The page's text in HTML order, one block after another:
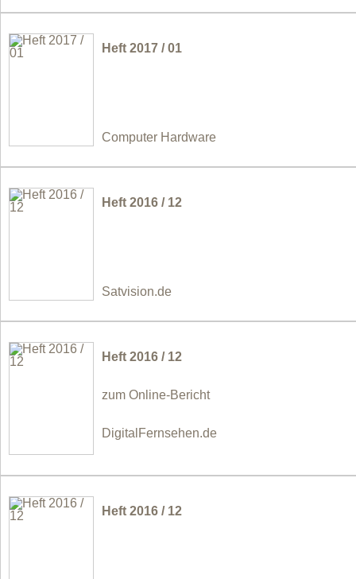
Heft 2017 / 01
Computer Hardware
Heft 2016 / 12
Satvision.de
Heft 2016 / 12
zum Online-Bericht
DigitalFernsehen.de
Heft 2016 / 12